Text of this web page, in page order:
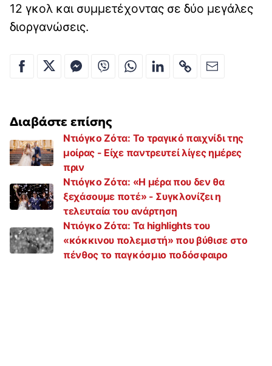
12 γκολ και συμμετέχοντας σε δύο μεγάλες
διοργανώσεις.
Διαβάστε επίσης
Ντιόγκο Ζότα: Το τραγικό παιχνίδι της
μοίρας - Είχε παντρευτεί λίγες ημέρες
πριν
Ντιόγκο Ζότα: «Η μέρα που δεν θα
ξεχάσουμε ποτέ» - Συγκλονίζει η
τελευταία του ανάρτηση
Ντιόγκο Ζότα: Τα highlights του
«κόκκινου πολεμιστή» που βύθισε στο
πένθος το παγκόσμιο ποδόσφαιρο